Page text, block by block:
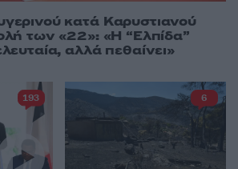
κατά Καρυστιανού
των «22»: «Η “Ελπίδα”
αλλά πεθαίνει»
193 6